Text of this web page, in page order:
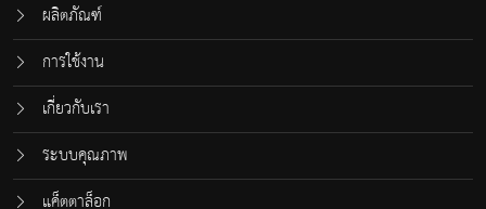
ผลิตภัณฑ์
การใช้งาน
เกี่ยวกับเรา
ระบบคุณภาพ
แค็ตตาล็อก